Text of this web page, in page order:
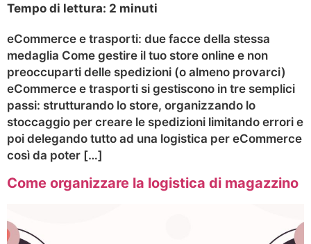
Tempo di lettura: 2 minuti
eCommerce e trasporti: due facce della stessa
medaglia Come gestire il tuo store online e non
preoccuparti delle spedizioni (o almeno provarci)
eCommerce e trasporti si gestiscono in tre semplici
passi: strutturando lo store, organizzando lo
stoccaggio per creare le spedizioni limitando errori e
poi delegando tutto ad una logistica per eCommerce
così da poter […]
Come organizzare la logistica di magazzino